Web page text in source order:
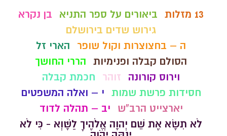
13 מזלות ביאורים על ספר התניא
בן נקרא
גירוש שדים בירושלם
ה – בחצוצרות וקול שופר
הארי זל
הסולם קבלה ופנימיות הררי החושך
וירוס קורונה
זוהר
חכמת קבלה
חסידות פרשת שמות י – ואלה המשפטים
יארצייט הרב"ש
יב – תהלה לדוד
לֹא תִשָּׂא אֶת שֵׁם יְהוָה אֱלֹהֶיךָ לַשָּׁוְא - כִּי לֹא